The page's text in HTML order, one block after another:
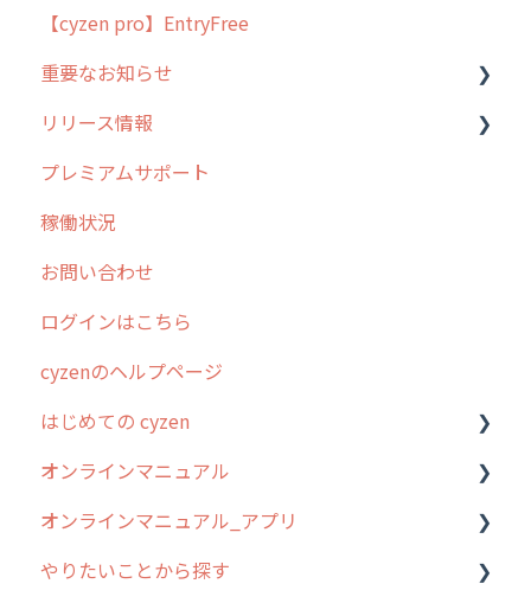
よくある質問
ラウンダー
メンテナンス
外廻り営業
清掃
不動産
【cyzen pro】EntryFree
重要なお知らせ
過去の重要なお知らせ
障害情報
リリース情報
リリース
2026年のリリース情報
2025年のリリース情報
2024年のリリース情報
2023年のリリース情報
過去のリリース
2019年までのリリース情報
お客様の声を実現しました
プレミアムサポート
稼働状況
お問い合わせ
ログインはこちら
cyzenのヘルプページ
はじめての cyzen
0. はじめてのcyzenの使い方
1. cyzenについて知ろう
2. 主要機能の概要
オンラインマニュアル
管理サイトの使い始め
ユーザー・グループ管理
オンラインマニュアル_アプリ
アプリの使い始め
やりたいことから探す